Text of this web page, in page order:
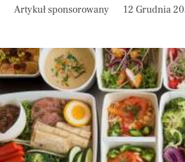
Artykuł sponsorowany 12 Grudnia